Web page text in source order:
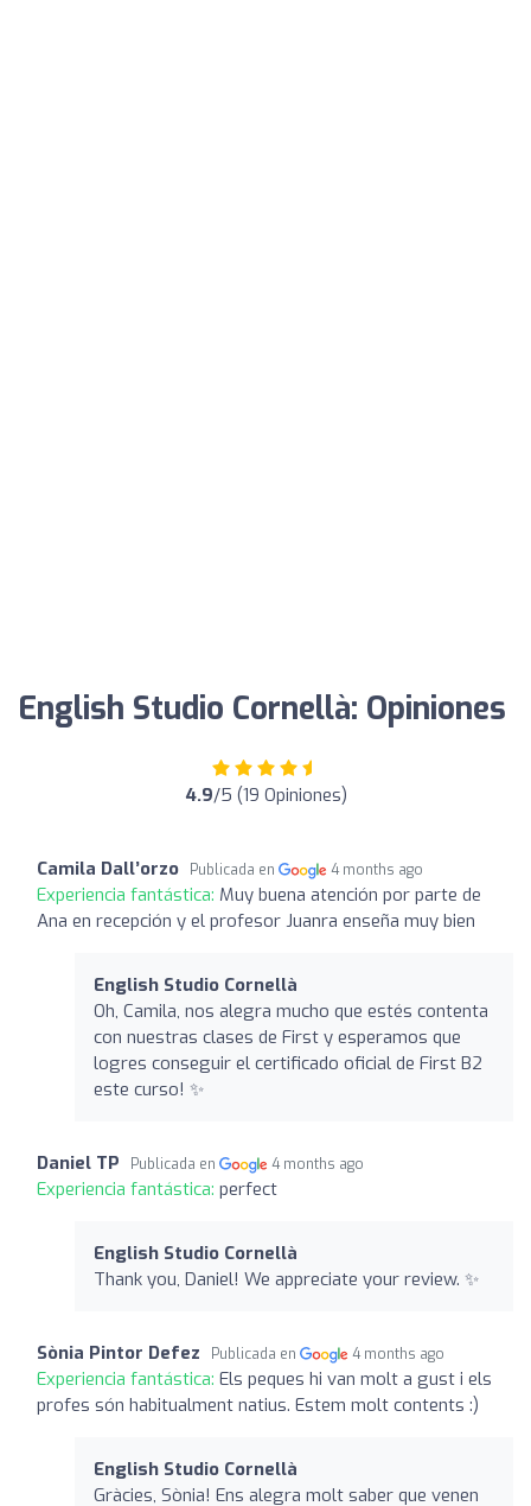
English Studio Cornellà: Opiniones
4.9/5 (19 Opiniones)
Camila Dall’orzo Publicada en 4 months ago
Experiencia fantástica: Muy buena atención por parte de
Ana en recepción y el profesor Juanra enseña muy bien
English Studio Cornellà
Oh, Camila, nos alegra mucho que estés contenta
con nuestras clases de First y esperamos que
logres conseguir el certificado oficial de First B2
este curso! ✨
Daniel TP Publicada en 4 months ago
Experiencia fantástica: perfect
English Studio Cornellà
Thank you, Daniel! We appreciate your review. ✨
Sònia Pintor Defez Publicada en 4 months ago
Experiencia fantástica: Els peques hi van molt a gust i els
profes són habitualment natius. Estem molt contents :)
English Studio Cornellà
Gràcies, Sònia! Ens alegra molt saber que venen